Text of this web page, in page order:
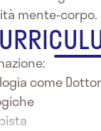
mente-corpo.
come